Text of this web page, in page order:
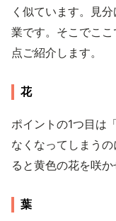
く似ています。見
業です。そこでこ
点ご紹介します。
花
ポイントの1つ目は
なくなってしまう
ると黄色の花を咲か
葉